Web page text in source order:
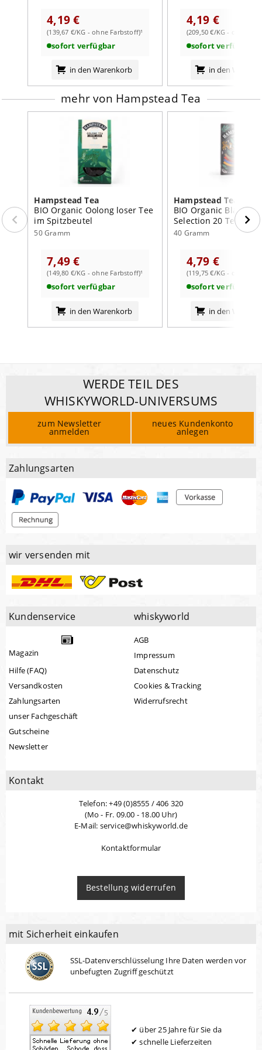
Ein Teebeutel pro Tasse. Mit frisch gekochtem Wasser
aufgiessen und für etwa 3-5 Minuten ziehen lassen.
weiterlesen auf der Markenseite von Hampstead Tea
4,19 €
(139,67 €/KG - ohne Farbstoff)¹
sofort verfügbar
in den Warenkorb
4,19 €
(209,50 €/KG - ohne
sofort verfügbar
in den
mehr von Hampstead Tea
Hampstead Tea
BIO Organic Oolong loser Tee
im Spitzbeutel
50 Gramm
7,49 €
(149,80 €/KG - ohne Farbstoff)¹
sofort verfügbar
in den Warenkorb
Hampstead Tea
BIO Organic Black
Selection 20
40 Gramm
4,79 €
(119,75 €/KG - ohne
sofort verfügbar
in den
WERDE TEIL DES
WHISKYWORLD-UNIVERSUMS
zum Newsletter
anmelden
neues Kundenkonto
anlegen
Zahlungsarten
wir versenden mit
Kundenservice
Magazin
Hilfe (FAQ)
Versandkosten
Zahlungsarten
unser Fachgeschäft
Gutscheine
Newsletter
whiskyworld
AGB
Impressum
Datenschutz
Cookies & Tracking
Widerrufsrecht
Kontakt
Telefon: +49 (0)8555 / 406 320
(Mo - Fr. 09.00 - 18.00 Uhr)
E-Mail: service@whiskyworld.de
Kontaktformular
Bestellung widerrufen
mit Sicherheit einkaufen
SSL-Datenverschlüsselung Ihre Daten werden vor
unbefugten Zugriff geschützt
über 25 Jahre für Sie da
schnelle Lieferzeiten